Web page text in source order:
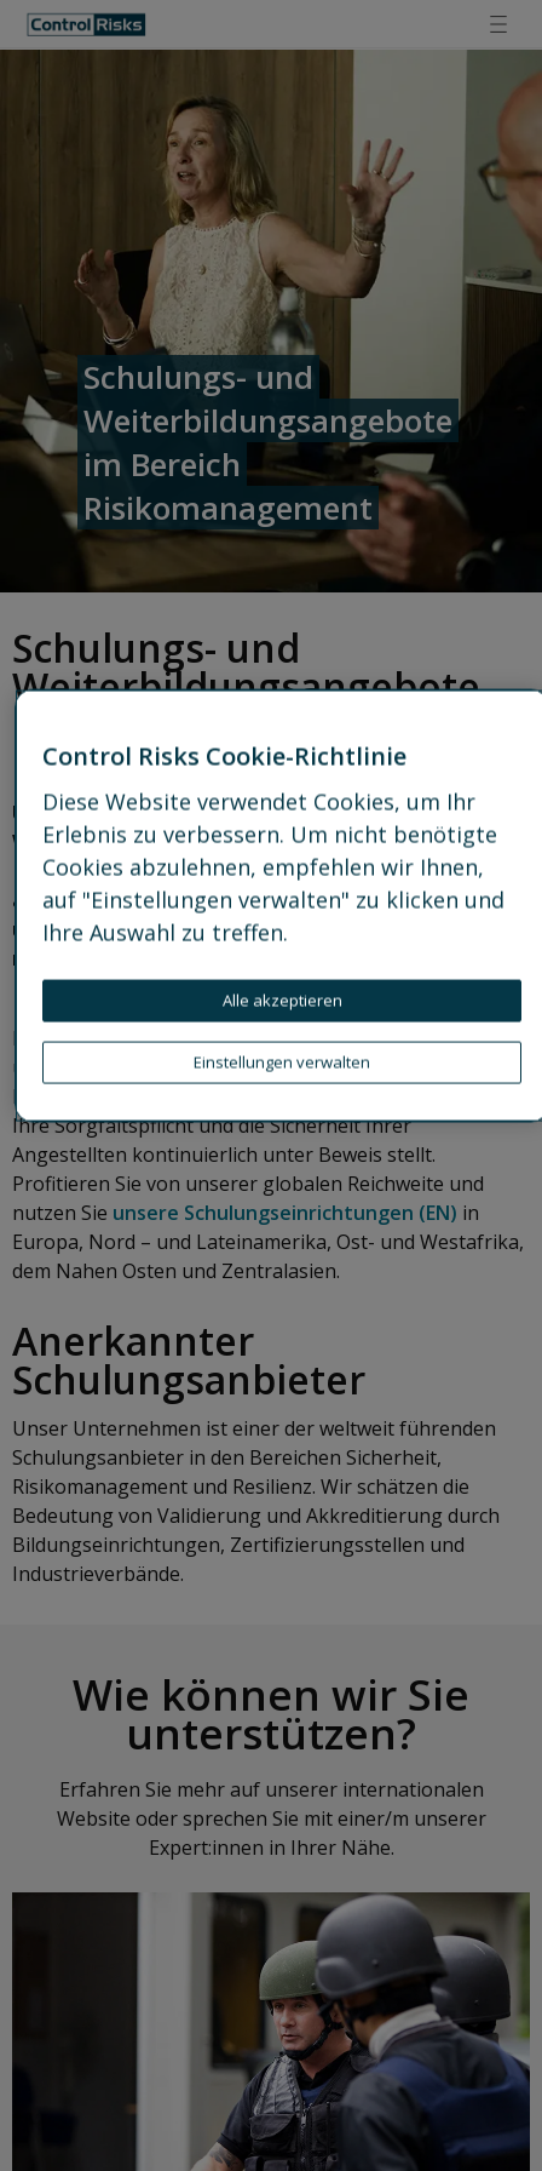
Schulungs- und
Weiterbildungsangebote
im Bereich
Risikomanagement
Schulungs- und
Weiterbildungsangebote
Risikomanagement
Unsere internationale Präsenz und unser fundiertes
Wissen über die unterschiedlichsten Sicherheits- und
Betriebsumgebungen machen uns zum weltweit
anerkannten Marktführer für Sicherheits-, Risiko-
und Resilienzschulungen. Wir verfügen über eine
nachweisbare Erfolgsgeschichte in der
Durchführung qualitativ hochwertiger Trainings.
Implementieren Sie ein robustes und
überprüfungsfähiges Programm für die Sicherheit Ihrer
Mitarbeitenden, das Ihr Engagement als Arbeitgeber für
Ihre Sorgfaltspflicht und die Sicherheit Ihrer
Angestellten kontinuierlich unter Beweis stellt.
Profitieren Sie von unserer globalen Reichweite und
nutzen Sie unsere Schulungseinrichtungen (EN) in
Europa, Nord – und Lateinamerika, Ost- und Westafrika,
dem Nahen Osten und Zentralasien.
Anerkannter
Schulungsanbieter
Unser Unternehmen ist einer der weltweit führenden
Schulungsanbieter in den Bereichen Sicherheit,
Risikomanagement und Resilienz. Wir schätzen die
Bedeutung von Validierung und Akkreditierung durch
Bildungseinrichtungen, Zertifizierungsstellen und
Industrieverbände.
Wie können wir Sie
unterstützen?
Erfahren Sie mehr auf unserer internationalen
Website oder sprechen Sie mit einer/m unserer
Expert:innen in Ihrer Nähe.
Control Risks Cookie-Richtlinie
Diese Website verwendet Cookies, um Ihr
Erlebnis zu verbessern. Um nicht benötigte
Cookies abzulehnen, empfehlen wir Ihnen,
auf "Einstellungen verwalten" zu klicken und
Ihre Auswahl zu treffen.
Einstellungen verwalten
Alle akzeptieren